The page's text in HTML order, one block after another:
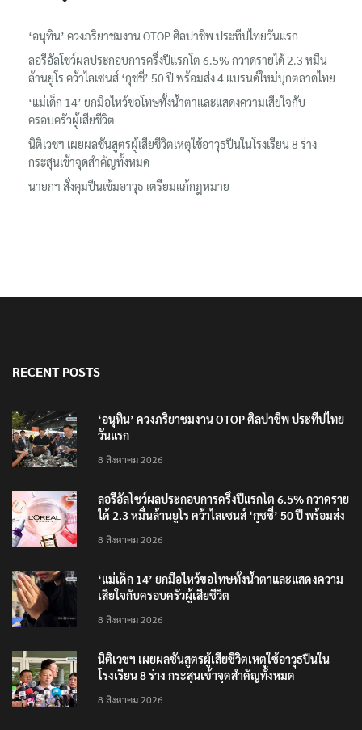
‘อนุทิน’ ควงภริยาชมงาน OTOP ศิลปาชีพ ประทีปไทยวันแรก
ลอรีอัลโชว์ผลประกอบการครึ่งปีแรกโต 6.5% กวาดรายได้ 2.3 หมื่น
ล้านยูโร คว้าไลเซนส์ ‘กุชชี่’ 50 ปี พร้อมส่ง 4 แบรนด์ใหม่บุกตลาดไทย
‘แม่เด็ก 14’ ยกมือไหว้ขอโทษทั้งน้ำตาและแสดงความเสียใจกับ
ครอบครัวผู้เสียชีวิต
นิติเวชฯ เผยผลชันสูตรผู้เสียชีวิตเหตุใช้อาวุธปืนในโรงเรียน 8 ร่าง
กระสุนเข้าจุดสำคัญทั้งหมด
นายกฯ สั่งคุมปืนเข้มอาวุธ เตรียมแก้กฎหมาย
RECENT POSTS
‘อนุทิน’ ควงภริยาชมงาน OTOP ศิลปาชีพ ประทีปไทย
วันแรก
8 สิงหาคม 2026
ลอรีอัลโชว์ผลประกอบการครึ่งปีแรกโต 6.5% กวาดราย
ได้ 2.3 หมื่นล้านยูโร คว้าไลเซนส์ ‘กุชชี่’ 50 ปี พร้อมส่ง
8 สิงหาคม 2026
‘แม่เด็ก 14’ ยกมือไหว้ขอโทษทั้งน้ำตาและแสดงความ
เสียใจกับครอบครัวผู้เสียชีวิต
8 สิงหาคม 2026
นิติเวชฯ เผยผลชันสูตรผู้เสียชีวิตเหตุใช้อาวุธปืนใน
โรงเรียน 8 ร่าง กระสุนเข้าจุดสำคัญทั้งหมด
8 สิงหาคม 2026